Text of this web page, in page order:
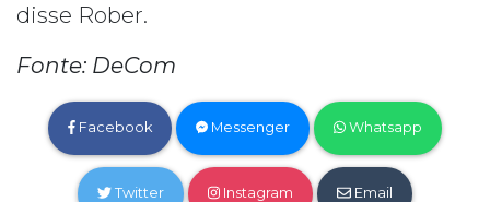
disse Rober.
Fonte: DeCom
Facebook Messenger Whatsapp
Twitter Instagram Email